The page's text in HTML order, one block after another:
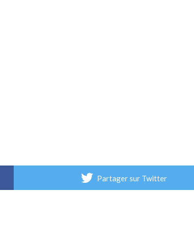
Partager sur Twitter